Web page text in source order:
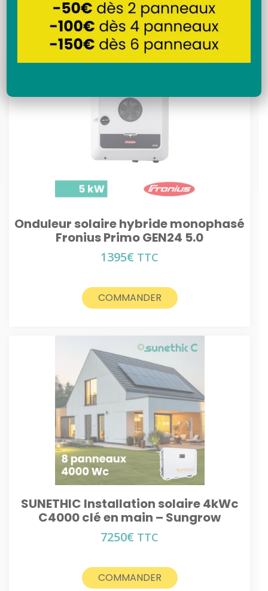
Recherche
Onduleur solaire hybride monophasé
Fronius Primo GEN24 5.0
1395€ TTC
COMMANDER
SUNETHIC Installation solaire 4kWc
C4000 clé en main – Sungrow
7250€ TTC
COMMANDER